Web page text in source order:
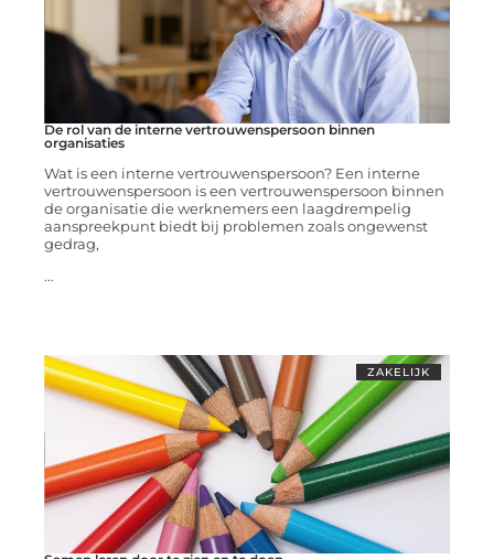
De rol van de interne vertrouwenspersoon binnen
organisaties
Wat is een interne vertrouwenspersoon? Een interne
vertrouwenspersoon is een vertrouwenspersoon binnen
de organisatie die werknemers een laagdrempelig
aanspreekpunt biedt bij problemen zoals ongewenst
gedrag,
...
ZAKELIJK